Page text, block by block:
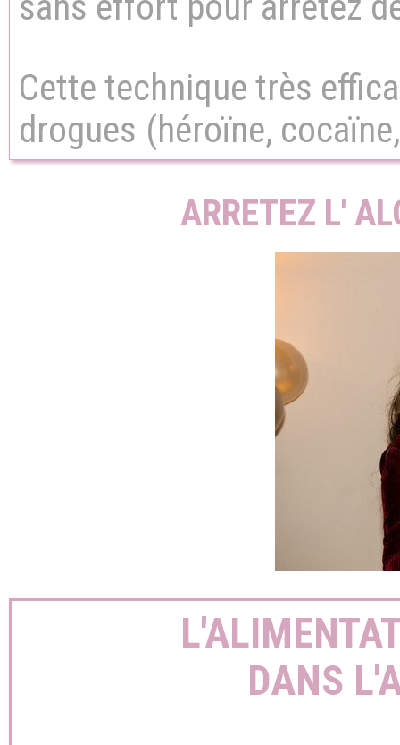
Cette technique très
drogues (héroïne,
ARRETEZ L'
DANS